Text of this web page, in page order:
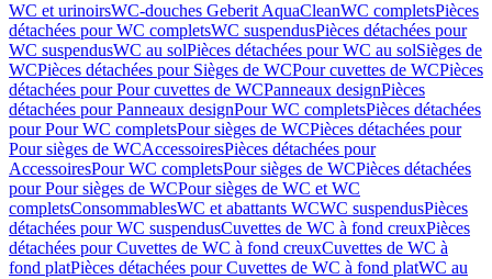
WC et urinoirsWC-douches Geberit AquaCleanWC completsPièces
détachées pour WC completsWC suspendusPièces détachées pour
WC suspendusWC au solPièces détachées pour WC au solSièges de
WCPièces détachées pour Sièges de WCPour cuvettes de WCPièces
détachées pour Pour cuvettes de WCPanneaux designPièces
détachées pour Panneaux designPour WC completsPièces détachées
pour Pour WC completsPour sièges de WCPièces détachées pour
Pour sièges de WCAccessoiresPièces détachées pour
AccessoiresPour WC completsPour sièges de WCPièces détachées
pour Pour sièges de WCPour sièges de WC et WC
completsConsommablesWC et abattants WCWC suspendusPièces
détachées pour WC suspendusCuvettes de WC à fond creuxPièces
détachées pour Cuvettes de WC à fond creuxCuvettes de WC à
fond platPièces détachées pour Cuvettes de WC à fond platWC au